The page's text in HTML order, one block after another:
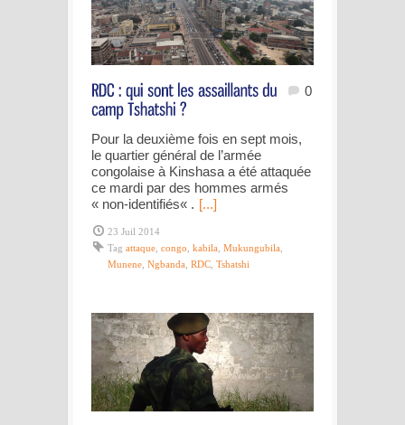
0
Pour la deuxième fois en sept mois,
le quartier général de l’armée
congolaise à Kinshasa a été attaquée
ce mardi par des hommes armés
« non-identifiés« . [...]
23 Juil 2014
Tag attaque congo kabila Mukungubila
Munene Ngbanda RDC Tshatshi